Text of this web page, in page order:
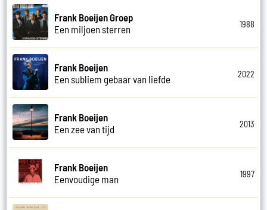
Frank Boeijen Groep
Een miljoen sterren
1988
Frank Boeijen
Een subliem gebaar van liefde
2022
Frank Boeijen
Een zee van tijd
2013
Frank Boeijen
Eenvoudige man
1997